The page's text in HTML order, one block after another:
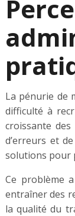
La pénurie de
difficulté à
croissante
d’erreurs et
solutions pour
Ce problème
entraîner des
la qualité du